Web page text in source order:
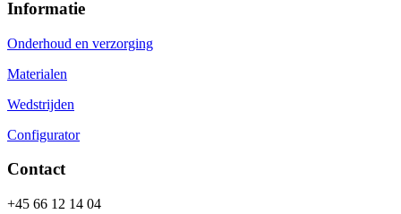
Informatie
Onderhoud en verzorging
Materialen
Wedstrijden
Configurator
Contact
+45 66 12 14 04